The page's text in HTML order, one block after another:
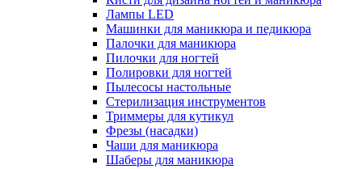
Лампы LED
Машинки для маникюра и педикюра
Палочки для маникюра
Пилочки для ногтей
Полировки для ногтей
Пылесосы настольные
Стерилизация инструментов
Триммеры для кутикул
Фрезы (насадки)
Чаши для маникюра
Шаберы для маникюра